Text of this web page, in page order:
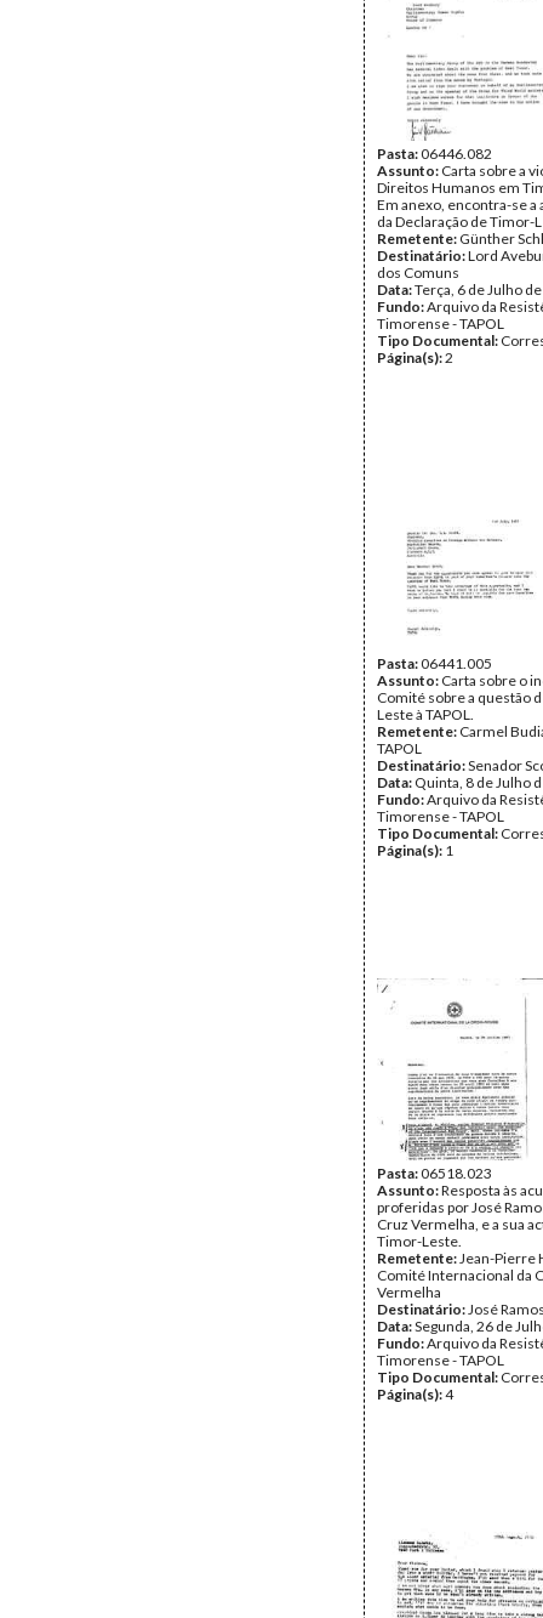
Pasta:06446.082
Assunto: Carta sobre a
Direitos Humanos em
Em anexo, encontra-se a
da Declaração de Timor-
Remetente: Günther
Destinatário:Lord
dos Comuns
Data:Terça, 6 de Julho
Fundo:Arquivo da
Timorense - TAPOL
Tipo Documental:
Página(s):2
Pasta:06441.005
Assunto: Carta sobre o
Comité sobre a questão
Leste à TAPOL.
Remetente: Carmel
TAPOL
Destinatário:Senador
Data: Quinta, 8 de Julho
Fundo:Arquivo da
Timorense - TAPOL
Tipo Documental:
Página(s): 1
Pasta:06518.023
Assunto:Resposta às
proferidas por José
Cruz Vermelha, e a sua
Timor-Leste.
Remetente:Jean-Pierre
Comité Internacional da
Vermelha
Destinatário:José
Data:Segunda, 26 de
Fundo:Arquivo da
Timorense - TAPOL
Tipo Documental:
Página(s):4